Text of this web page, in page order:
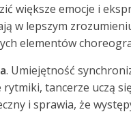
większe emocje i
w lepszym
elementów
. Umiejętność
tancerze uczą
i sprawia, że